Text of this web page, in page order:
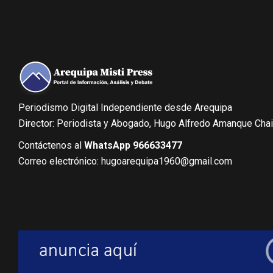
Periodismo Digital Independiente desde Arequipa
Director: Periodista y Abogado, Hugo Alfredo Amanque
Contáctenos al WhatsApp 966633477
Correo electrónico: hugoarequipa1960@gmail.com